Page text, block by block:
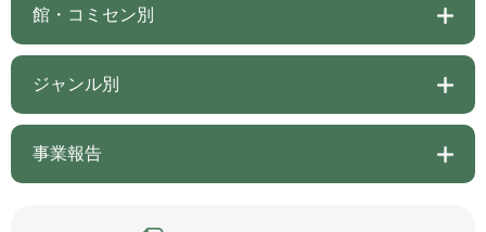
館・コミセン別
ジャンル別
事業報告